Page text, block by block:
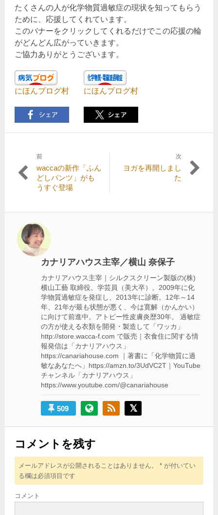
たくさんの人が化学物質過敏症の現状を知ってもらう
ために、応援してくれています。
このバナーをクリックしてくれるだけでこの応援の輪
がどんどん広がっていきます。
ご協力ありがとうございます。
にほんブログ村 にほんブログ村
稿
ゲ
ー
シ
前
前
の
記
waccaの新作「ふん
どしパンツ」がも
うすぐ登場
次
ヨガを再開しまし
た
カナリアハウス主宰／横山 奈保子
カナリアハウス主宰｜シルクスクリーン製版の(株)
横山工藝 取締役。学芸員（美大卒）。2009年に化
学物質過敏症を発症し、2013年に診断。12年～14
年、21年が最も状態が悪く、今は寛解（かんかい）
に向けて前進中。アトピー性皮膚炎歴30年。 過敏症
の方が使える衣類を開発・製造して「ワッカ」
http://store.wacca-f.com で販売｜衣食住に関する情
報発信は「カナリアハウス」
https://canariahouse.com ｜著書に「化学物質に過
敏なあなたへ」https://amzn.to/3UdVC2T｜YouTube
チャンネル「カナリアハウス」
https://www.youtube.com/@canariahouse
509
コメントを残す
メールアドレスが公開されることはありません。 * が付いてい
る欄は必須項目です
コメント